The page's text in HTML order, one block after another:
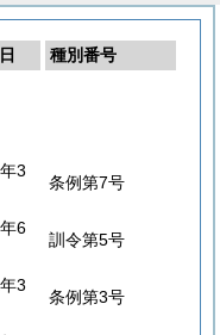
種別番号
3
条例第7号
6
訓令第5号
3
条例第3号